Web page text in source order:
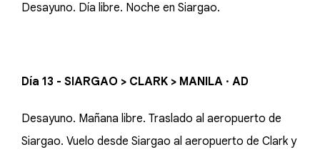
Desayuno. Día libre. Noche en Siargao.
Día 13 - SIARGAO > CLARK > MANILA · AD
Desayuno. Mañana libre. Traslado al aeropuerto de
Siargao. Vuelo desde Siargao al aeropuerto de Clark y